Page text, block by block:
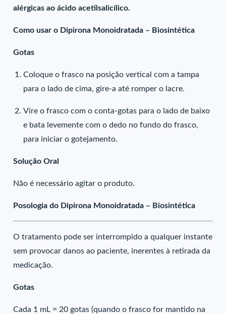
alérgicas ao ácido acetilsalicílico.
Como usar o Dipirona Monoidratada – Biosintética
Gotas
Coloque o frasco na posição vertical com a tampa
para o lado de cima, gire-a até romper o lacre.
Vire o frasco com o conta-gotas para o lado de baixo
e bata levemente com o dedo no fundo do frasco,
para iniciar o gotejamento.
Solução Oral
Não é necessário agitar o produto.
Posologia do Dipirona Monoidratada – Biosintética
O tratamento pode ser interrompido a qualquer instante
sem provocar danos ao paciente, inerentes à retirada da
medicação.
Gotas
Cada 1 mL = 20 gotas (quando o frasco for mantido na